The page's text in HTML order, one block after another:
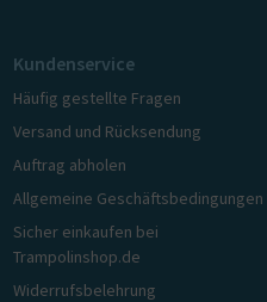
Kundenservice
Häufig gestellte Fragen
Versand und Rücksendung
Auftrag abholen
Allgemeine Geschäftsbedingungen
Sicher einkaufen bei
Trampolinshop.de
Widerrufsbelehrung